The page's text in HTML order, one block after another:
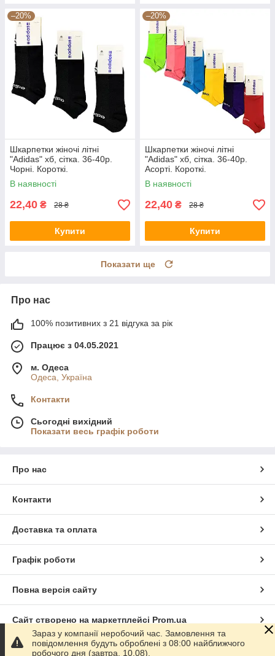
–20%
Шкарпетки жіночі літні
"Adidas" хб, сітка. 36-40р.
Чорні. Короткі.
В наявності
22,40 ₴ 28 ₴
Купити
–20%
Шкарпетки жіночі літні
"Adidas" хб, сітка. 36-40р.
Асорті. Короткі.
В наявності
22,40 ₴ 28 ₴
Купити
Показати ще
Про нас
100% позитивних з 21 відгука за рік
Працює з 04.05.2021
м. Одеса
Одеса, Україна
Контакти
Сьогодні вихідний
Показати весь графік роботи
Про нас
Контакти
Доставка та оплата
Графік роботи
Повна версія сайту
Сайт створено на маркетплейсі Prom.ua
Політика конфіденційності
Зараз у компанії неробочий час. Замовлення та
повідомлення будуть оброблені з 08:00 найближчого
робочого дня (завтра, 10.08).